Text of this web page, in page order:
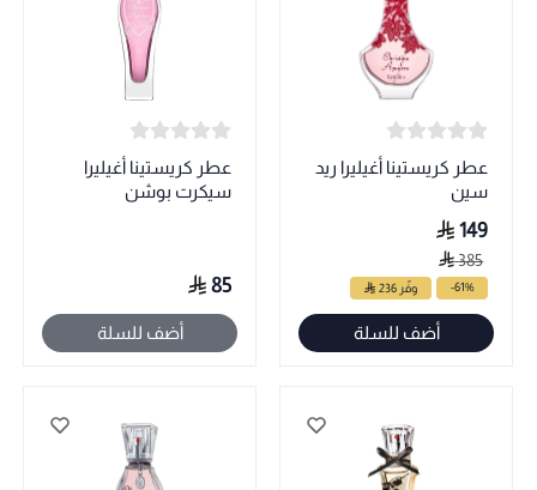
عطر كريستينا أغيليرا ريد
سين
149
385
-61% وفّر 236
أضف للسلة
عطر كريستينا أغيليرا
سيكرت بوشن
85
أضف للسلة